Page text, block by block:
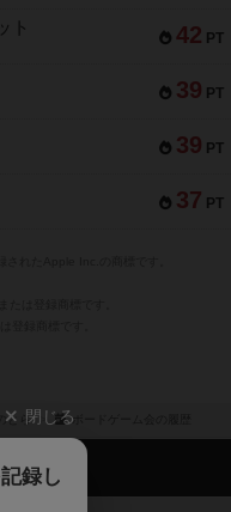
42 PT
ト
39 PT
39 PT
37 PT
とら ボードゲーム会の履歴
閉じる
録し